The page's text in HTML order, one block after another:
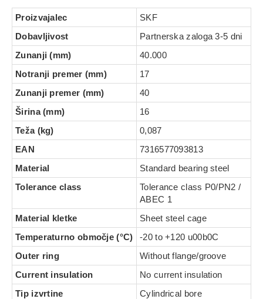
Proizvajalec
SKF
Dobavljivost
Partnerska zaloga 3-5 dni
Zunanji (mm)
40.000
Notranji premer (mm)
17
Zunanji premer (mm)
40
Širina (mm)
16
Teža (kg)
0,087
EAN
7316577093813
Material
Standard bearing steel
Tolerance class
Tolerance class P0/PN2 /
ABEC 1
Material kletke
Sheet steel cage
Temperaturno območje (°C)
-20 to +120 u00b0C
Outer ring
Without flange/groove
Current insulation
No current insulation
Tip izvrtine
Cylindrical bore